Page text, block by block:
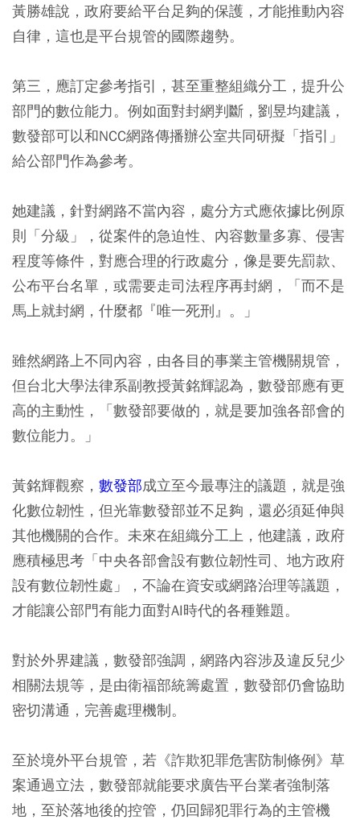
黃勝雄說，政府要給平台足夠的保護，才能推動內容
自律，這也是平台規管的國際趨勢。
第三，應訂定參考指引，甚至重整組織分工，提升公
部門的數位能力。例如面對封網判斷，劉昱均建議，
數發部可以和NCC網路傳播辦公室共同研擬「指引」
給公部門作為參考。
她建議，針對網路不當內容，處分方式應依據比例原
則「分級」，從案件的急迫性、內容數量多寡、侵害
程度等條件，對應合理的行政處分，像是要先罰款、
公布平台名單，或需要走司法程序再封網，「而不是
馬上就封網，什麼都『唯一死刑』。」
雖然網路上不同內容，由各目的事業主管機關規管，
但台北大學法律系副教授黃銘輝認為，數發部應有更
高的主動性，「數發部要做的，就是要加強各部會的
數位能力。」
黃銘輝觀察， 數發部成立至今最專注的議題，就是強
化數位韌性，但光靠數發部並不足夠，還必須延伸與
其他機關的合作。未來在組織分工上，他建議，政府
應積極思考「中央各部會設有數位韌性司、地方政府
設有數位韌性處」，不論在資安或網路治理等議題，
才能讓公部門有能力面對AI時代的各種難題。
對於外界建議，數發部強調，網路內容涉及違反兒少
相關法規等，是由衛福部統籌處置，數發部仍會協助
密切溝通，完善處理機制。
至於境外平台規管，若《詐欺犯罪危害防制條例》草
案通過立法，數發部就能要求廣告平台業者強制落
地，至於落地後的控管，仍回歸犯罪行為的主管機